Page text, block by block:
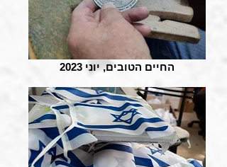
החיים הטובים, יוני 2023